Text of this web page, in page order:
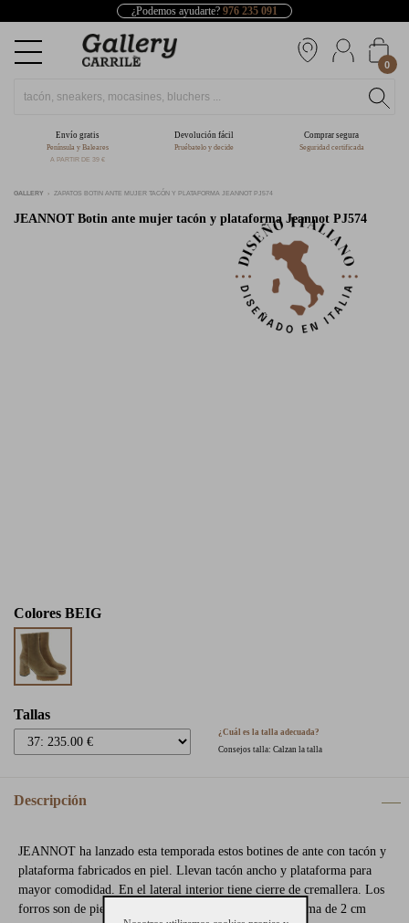
¿Podemos ayudarte? 976 235 091
0
Envío gratis
Península y Baleares
A PARTIR DE 39 €
Devolución fácil
Pruébatelo y decide
Comprar segura
Seguridad certificada
GALLERY ZAPATOS BOTIN ANTE MUJER TACÓN Y PLATAFORMA JEANNOT PJ574
JEANNOT Botin ante mujer tacón y plataforma Jeannot PJ574
Colores BEIG
Tallas
¿Cuál es la talla adecuada?
Consejos talla: Calzan la talla
Descripción
JEANNOT ha lanzado esta temporada estos botines de ante con tacón y
plataforma fabricados en piel. Llevan tacón ancho y plataforma para
mayor comodidad. En el lateral interior tiene cierre de cremallera. Los
forros son de piel transpirable. Tacón de 5cm y plataforma de 2 cm